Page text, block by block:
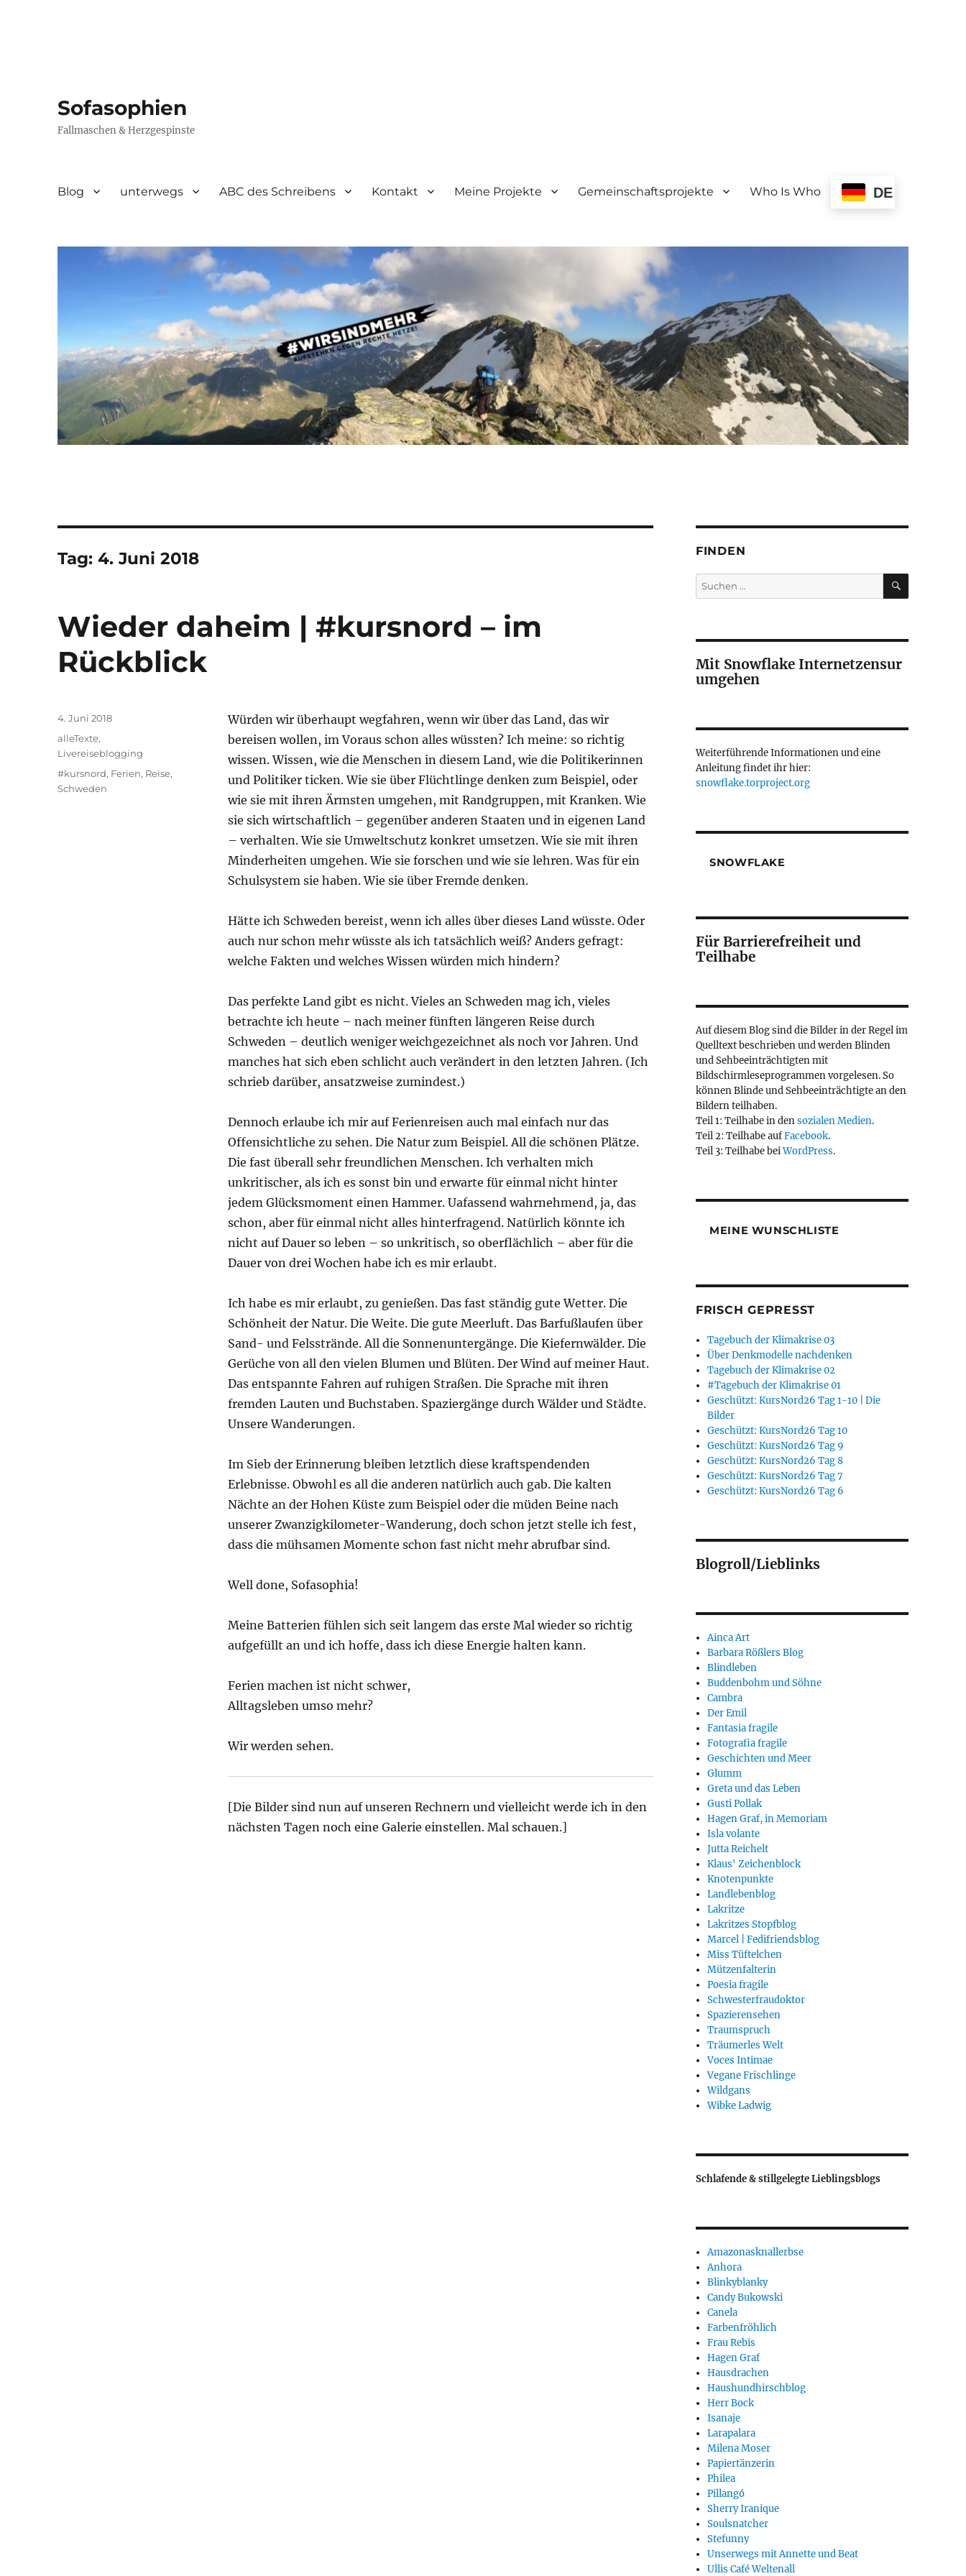
Sofasophien
Fallmaschen & Herzgespinste
Blog unterwegs ABC des Schreibens Kontakt Meine Projekte Gemeinschaftsprojekte Who Is Who DE
Tag:4. Juni 2018
Wieder daheim | #kursnord – im
Rückblick
Würden wir überhaupt wegfahren, wenn wir über das Land, das wir
bereisen wollen, im Voraus schon alles wüssten? Ich meine: so richtig
wissen. Wissen, wie die Menschen in diesem Land, wie die Politikerinnen
und Politiker ticken. Wie sie über Flüchtlinge denken zum Beispiel, oder
wie sie mit ihren Ärmsten umgehen, mit Randgruppen, mit Kranken. Wie
sie sich wirtschaftlich – gegenüber anderen Staaten und in eigenen Land
– verhalten. Wie sie Umweltschutz konkret umsetzen. Wie sie mit ihren
Minderheiten umgehen. Wie sie forschen und wie sie lehren. Was für ein
Schulsystem sie haben. Wie sie über Fremde denken.
Hätte ich Schweden bereist, wenn ich alles über dieses Land wüsste. Oder
auch nur schon mehr wüsste als ich tatsächlich weiß? Anders gefragt:
welche Fakten und welches Wissen würden mich hindern?
Das perfekte Land gibt es nicht. Vieles an Schweden mag ich, vieles
betrachte ich heute – nach meiner fünften längeren Reise durch
Schweden – deutlich weniger weichgezeichnet als noch vor Jahren. Und
manches hat sich eben schlicht auch verändert in den letzten Jahren. (Ich
schrieb darüber, ansatzweise zumindest.)
Dennoch erlaube ich mir auf Ferienreisen auch mal einfach nur das
Offensichtliche zu sehen. Die Natur zum Beispiel. All die schönen Plätze.
Die fast überall sehr freundlichen Menschen. Ich verhalten mich
unkritischer, als ich es sonst bin und erwarte für einmal nicht hinter
jedem Glücksmoment einen Hammer. Uafassend wahrnehmend, ja, das
schon, aber für einmal nicht alles hinterfragend. Natürlich könnte ich
nicht auf Dauer so leben – so unkritisch, so oberflächlich – aber für die
Dauer von drei Wochen habe ich es mir erlaubt.
Ich habe es mir erlaubt, zu genießen. Das fast ständig gute Wetter. Die
Schönheit der Natur. Die Weite. Die gute Meerluft. Das Barfußlaufen über
Sand- und Felsstrände. All die Sonnenuntergänge. Die Kiefernwälder. Die
Gerüche von all den vielen Blumen und Blüten. Der Wind auf meiner Haut.
Das entspannte Fahren auf ruhigen Straßen. Die Sprache mit ihren
fremden Lauten und Buchstaben. Spaziergänge durch Wälder und Städte.
Unsere Wanderungen.
Im Sieb der Erinnerung bleiben letztlich diese kraftspendenden
Erlebnisse. Obwohl es all die anderen natürlich auch gab. Die kalten
Nächte an der Hohen Küste zum Beispiel oder die müden Beine nach
unserer Zwanzigkilometer-Wanderung, doch schon jetzt stelle ich fest,
dass die mühsamen Momente schon fast nicht mehr abrufbar sind.
Well done, Sofasophia!
Meine Batterien fühlen sich seit langem das erste Mal wieder so richtig
aufgefüllt an und ich hoffe, dass ich diese Energie halten kann.
Ferien machen ist nicht schwer,
Alltagsleben umso mehr?
Wir werden sehen.
[Die Bilder sind nun auf unseren Rechnern und vielleicht werde ich in den
nächsten Tagen noch eine Galerie einstellen. Mal schauen.]
Veröffentlicht
am
4. Juni 2018
Kategorien
alleTexte,
Livereiseblogging
Schlagwörter
#kursnord, Ferien, Reise,
Schweden
FINDEN
Suchen
nach:
SUCHEN
Mit Snowflake Internetzensur
umgehen
Weiterführende Informationen und eine
Anleitung findet ihr hier:
snowflake.torproject.org
SNOWFLAKE
Für Barrierefreiheit und
Teilhabe
Auf diesem Blog sind die Bilder in der Regel im
Quelltext beschrieben und werden Blinden
und Sehbeeinträchtigten mit
Bildschirmleseprogrammen vorgelesen. So
können Blinde und Sehbeeinträchtigte an den
Bildern teilhaben.
Teil 1: Teilhabe in densozialen Medien.
Teil 2: Teilhabe aufFacebook.
Teil 3: Teilhabe beiWordPress.
MEINE WUNSCHLISTE
FRISCH GEPRESST
Tagebuch der Klimakrise 03
Über Denkmodelle nachdenken
Tagebuch der Klimakrise 02
#Tagebuch der Klimakrise 01
Geschützt: KursNord26 Tag 1-10 | Die
Bilder
Geschützt: KursNord26 Tag 10
Geschützt: KursNord26 Tag 9
Geschützt: KursNord26 Tag 8
Geschützt: KursNord26 Tag 7
Geschützt: KursNord26 Tag 6
Blogroll/Lieblinks
Ainca Art
Barbara Rößlers Blog
Blindleben
Buddenbohm und Söhne
Cambra
Der Emil
Fantasia fragile
Fotografia fragile
Geschichten und Meer
Glumm
Greta und das Leben
Gusti Pollak
Hagen Graf, in Memoriam
Isla volante
Jutta Reichelt
Klaus' Zeichenblock
Knotenpunkte
Landlebenblog
Lakritze
Lakritzes Stopfblog
Marcel | Fedifriendsblog
Miss Tüftelchen
Mützenfalterin
Poesia fragile
Schwesterfraudoktor
Spazierensehen
Traumspruch
Träumerles Welt
Voces Intimae
Vegane Frischlinge
Wildgans
Wibke Ladwig
Schlafende & stillgelegte Lieblingsblogs
Amazonasknallerbse
Anhora
Blinkyblanky
Candy Bukowski
Canela
Farbenfröhlich
Frau Rebis
Hagen Graf
Hausdrachen
Haushundhirschblog
Herr Bock
Isanaje
Larapalara
Milena Moser
Papiertänzerin
Philea
Pillangó
Sherry Iranique
Soulsnatcher
Stefunny
Unserwegs mit Annette und Beat
Ullis Café Weltenall